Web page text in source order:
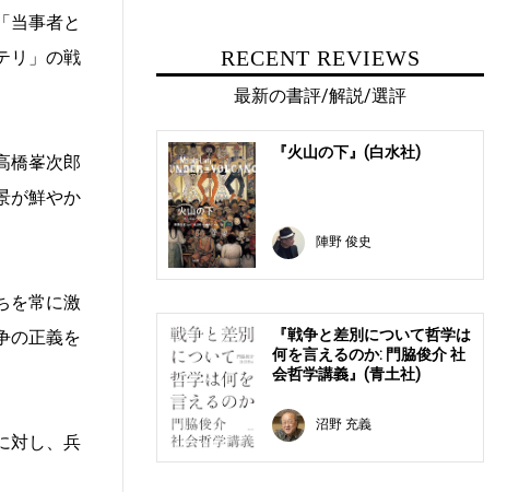
当事者と
リ」の戦
橋峯次郎
が鮮やか
を常に激
の正義を
対し、兵
RECENT REVIEWS
最新の書評/解説/選評
『火山の下』(白水社)
陣野 俊史
『戦争と差別について哲学は
何を言えるのか: 門脇俊介 社
会哲学講義』(青土社)
沼野 充義